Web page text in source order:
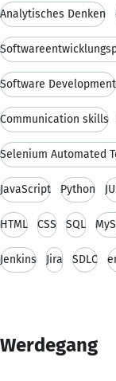
Analytisches Denken
Software Development
Communication skills
Selenium Automated
JavaScript Python
HTML CSS SQL
Jenkins Jira SDLC
Werdegang